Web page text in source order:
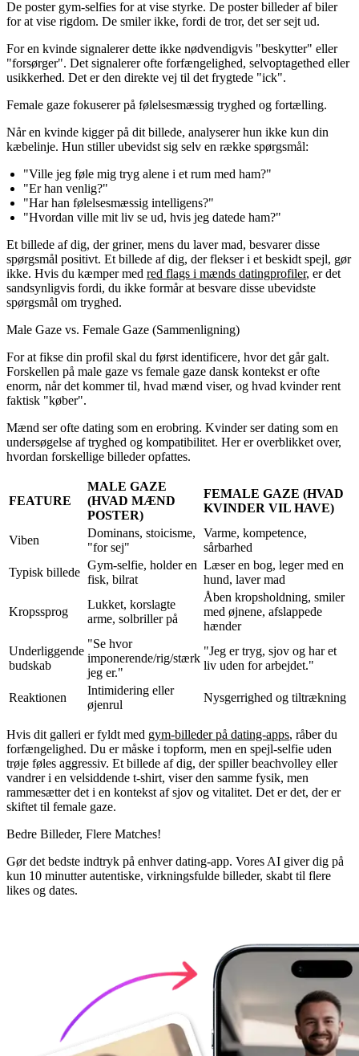
De poster gym-selfies for at vise styrke. De poster billeder af biler
for at vise rigdom. De smiler ikke, fordi de tror, det ser sejt ud.
For en kvinde signalerer dette ikke nødvendigvis "beskytter" eller
"forsørger". Det signalerer ofte forfængelighed, selvoptagethed eller
usikkerhed. Det er den direkte vej til det frygtede "ick".
Female gaze fokuserer på følelsesmæssig tryghed og fortælling.
Når en kvinde kigger på dit billede, analyserer hun ikke kun din
kæbelinje. Hun stiller ubevidst sig selv en række spørgsmål:
"Ville jeg føle mig tryg alene i et rum med ham?"
"Er han venlig?"
"Har han følelsesmæssig intelligens?"
"Hvordan ville mit liv se ud, hvis jeg datede ham?"
Et billede af dig, der griner, mens du laver mad, besvarer disse
spørgsmål positivt. Et billede af dig, der flekser i et beskidt spejl, gør
ikke. Hvis du kæmper med red flags i mænds datingprofiler, er det
sandsynligvis fordi, du ikke formår at besvare disse ubevidste
spørgsmål om tryghed.
Male Gaze vs. Female Gaze (Sammenligning)
For at fikse din profil skal du først identificere, hvor det går galt.
Forskellen på male gaze vs female gaze dansk kontekst er ofte
enorm, når det kommer til, hvad mænd viser, og hvad kvinder rent
faktisk "køber".
Mænd ser ofte dating som en erobring. Kvinder ser dating som en
undersøgelse af tryghed og kompatibilitet. Her er overblikket over,
hvordan forskellige billeder opfattes.
FEATURE
MALE GAZE
(HVAD MÆND
POSTER)
FEMALE GAZE (HVAD
KVINDER VIL HAVE)
Viben
Dominans, stoicisme,
"for sej"
Varme, kompetence,
sårbarhed
Typisk billede
Gym-selfie, holder en
fisk, bilrat
Læser en bog, leger med en
hund, laver mad
Kropssprog
Lukket, korslagte
arme, solbriller på
Åben kropsholdning, smiler
med øjnene, afslappede
hænder
Underliggende
budskab
"Se hvor
imponerende/rig/stærk
jeg er."
"Jeg er tryg, sjov og har et
liv uden for arbejdet."
Reaktionen
Intimidering eller
øjenrul
Nysgerrighed og tiltrækning
Hvis dit galleri er fyldt med gym-billeder på dating-apps, råber du
forfængelighed. Du er måske i topform, men en spejl-selfie uden
trøje føles aggressiv. Et billede af dig, der spiller beachvolley eller
vandrer i en velsiddende t-shirt, viser den samme fysik, men
rammesætter det i en kontekst af sjov og vitalitet. Det er det, der er
skiftet til female gaze.
Bedre Billeder, Flere Matches!
Gør det bedste indtryk på enhver dating-app. Vores AI giver dig på
kun 10 minutter autentiske, virkningsfulde billeder, skabt til flere
likes og dates.